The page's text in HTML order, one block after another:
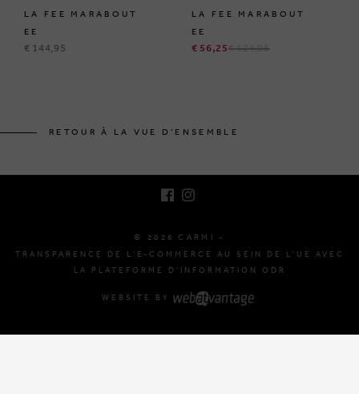
LA FEE MARABOUT
EE
€ 144,95
LA FEE MARABOUT
EE
€ 56,25€ 124,95
RETOUR À LA VUE D'ENSEMBLE
© 2026 CARMI -
TRANSPARENCE DE L'E-COMMERCE AU SEIN DE L'UE AVEC
LA PLATEFORME D'INFORMATION ODR
WEBSITE BY